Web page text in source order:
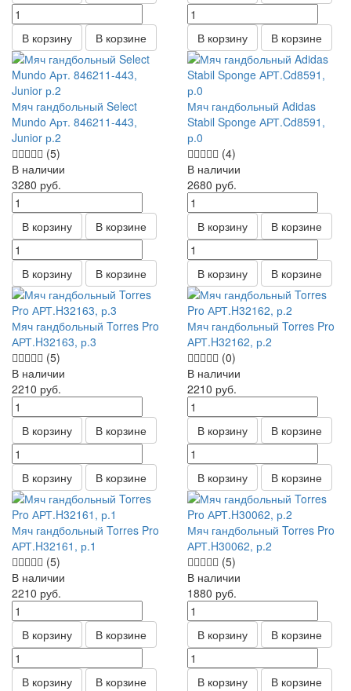
В корзину В корзине В корзину В корзине
Мяч гандбольный Select
Mundo Арт. 846211-443,
Junior р.2
(5)
В наличии
3280 руб.
В корзину В корзине
В корзину В корзине
Мяч гандбольный Adidas
Stabil Sponge АРТ.Cd8591,
р.0
(4)
В наличии
2680 руб.
В корзину В корзине
В корзину В корзине
Мяч гандбольный Torres Pro
АРТ.H32163, р.3
(5)
В наличии
2210 руб.
В корзину В корзине
В корзину В корзине
Мяч гандбольный Torres Pro
АРТ.H32162, р.2
(0)
В наличии
2210 руб.
В корзину В корзине
В корзину В корзине
Мяч гандбольный Torres Pro
АРТ.H32161, р.1
(5)
В наличии
2210 руб.
В корзину В корзине
В корзину В корзине
Мяч гандбольный Torres Pro
АРТ.H30062, р.2
(5)
В наличии
1880 руб.
В корзину В корзине
В корзину В корзине